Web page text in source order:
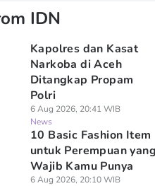
IDN
Kapolres dan Kasat
Narkoba di Aceh
Ditangkap Propam
Polri
6 Aug 2026, 20:41 WIB
News
10 Basic Fashion Item
untuk Perempuan yang
Wajib Kamu Punya
6 Aug 2026, 20:10 WIB